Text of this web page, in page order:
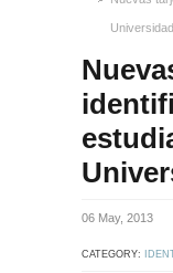
06 May, 2013
CATEGORY: